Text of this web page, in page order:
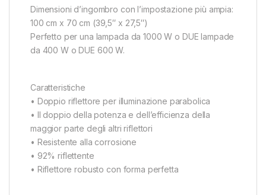
Dimensioni d’ingombro con l’impostazione più ampia:
100 cm x 70 cm (39,5″ x 27,5″)
Perfetto per una lampada da 1000 W o DUE lampade
da 400 W o DUE 600 W.
Caratteristiche
• Doppio riflettore per illuminazione parabolica
• Il doppio della potenza e dell’efficienza della
maggior parte degli altri riflettori
• Resistente alla corrosione
• 92% riflettente
• Riflettore robusto con forma perfetta